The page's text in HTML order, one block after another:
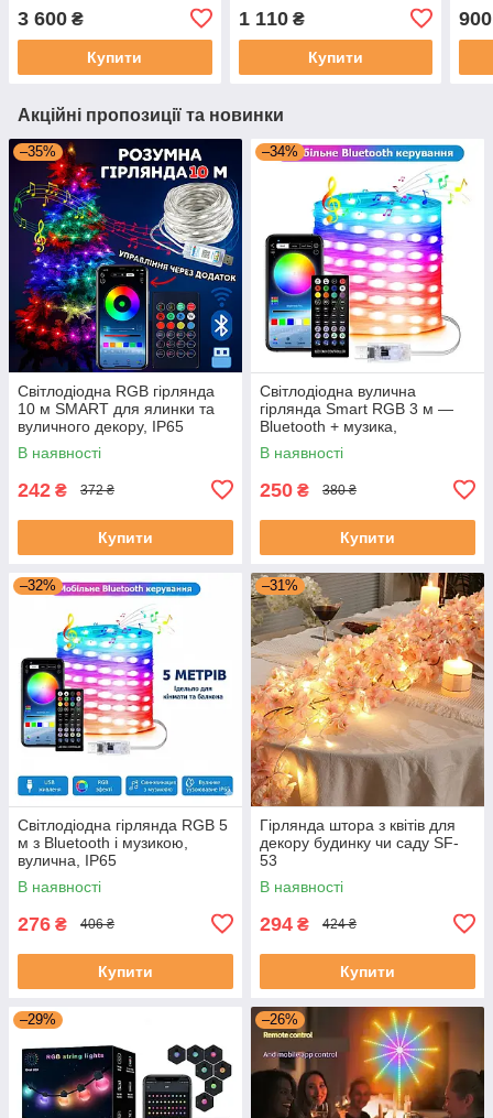
3 600 ₴
Купити
1 110₴
Купити
900
Акційні пропозиції та новинки
–35%
Світлодіодна RGB гірлянда
10 м SMART для ялинки та
вуличного декору, IP65
В наявності
242 ₴ 372 ₴
Купити
–34%
Світлодіодна вулична
гірлянда Smart RGB 3 м —
Bluetooth + музика,
водостійка IP65
В наявності
250 ₴ 380 ₴
Купити
–32%
Світлодіодна гірлянда RGB 5
м з Bluetooth і музикою,
вулична, IP65
В наявності
276 ₴ 406 ₴
Купити
–31%
Гірлянда штора з квітів для
декору будинку чи саду SF-
53
В наявності
294 ₴ 424 ₴
Купити
–29% –26%